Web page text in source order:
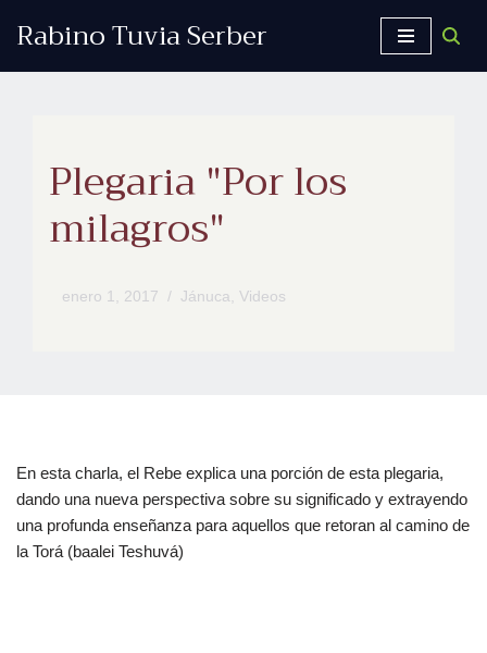
Rabino Tuvia Serber
Plegaria "Por los
milagros"
enero 1, 2017 Jánuca, Videos
En esta charla, el Rebe explica una porción de esta plegaria,
dando una nueva perspectiva sobre su significado y extrayendo
una profunda enseñanza para aquellos que retoran al camino de
la Torá (baalei Teshuvá)